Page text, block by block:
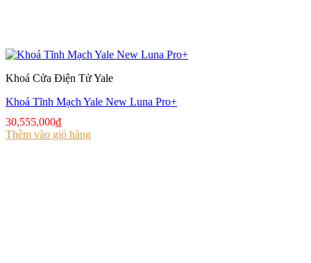
Khoá Cửa Điện Tử Yale
Khoá Tĩnh Mạch Yale New Luna Pro+
30,555,000₫
Thêm vào giỏ hàng